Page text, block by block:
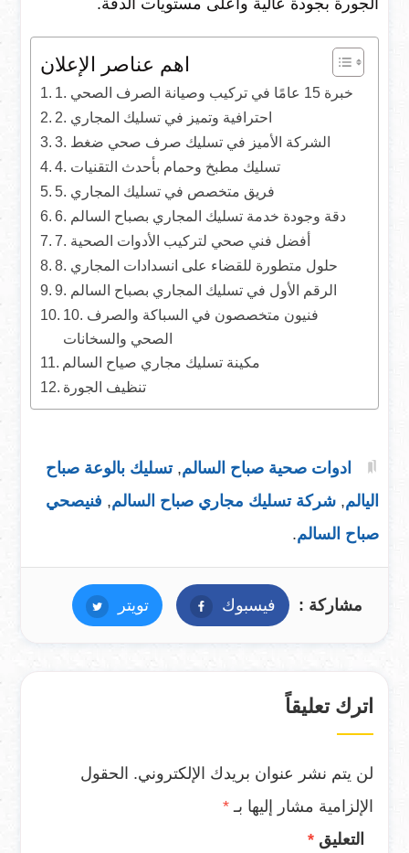
الجورة بجودة عالية وأعلى مستويات الدقة.
اهم عناصر الإعلان
1. خبرة 15 عامًا في تركيب وصيانة الصرف الصحي
2. احترافية وتميز في تسليك المجاري
3. الشركة الأميز في تسليك صرف صحي ضغط
4. تسليك مطبخ وحمام بأحدث التقنيات
5. فريق متخصص في تسليك المجاري
6. دقة وجودة خدمة تسليك المجاري بصباح السالم
7. أفضل فني صحي لتركيب الأدوات الصحية
8. حلول متطورة للقضاء على انسدادات المجاري
9. الرقم الأول في تسليك المجاري بصباح السالم
10. فنيون متخصصون في السباكة والصرف
الصحي والسخانات
مكينة تسليك مجاري صياح السالم
تنظيف الجورة
ادوات صحية صباح السالم,تسليك بالوعة صباح
اليالم, شركة تسليك مجاري صباح السالم, فنيصحي
صباح السالم.
مشاركة : فيسبوك فيسبوكتويتر تويتر
اترك تعليقاً
لن يتم نشر عنوان بريدك الإلكتروني. الحقول
الإلزامية مشار إليها بـ *
التعليق *